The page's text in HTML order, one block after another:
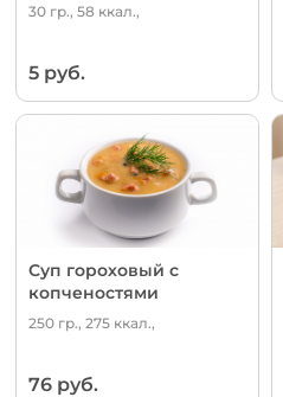
30 гр., 58 ккал.,
5 руб.
Суп гороховый с
копченостями
250 гр., 275 ккал.,
76 руб.